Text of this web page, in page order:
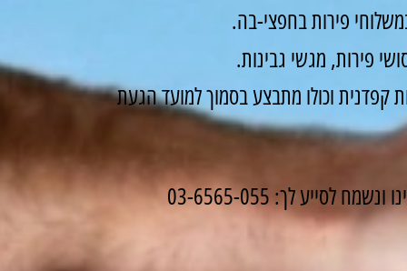
פירות בחפצי-בה.
פירות, מגשי גבינות.
וכולו מתבצע בסמוך למועד הגעת
לך: 03-6565-055